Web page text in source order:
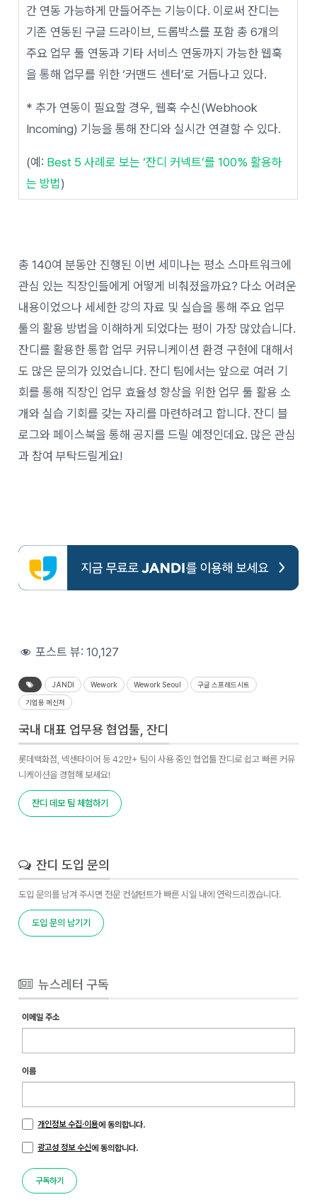
간 연동 가능하게 만들어주는 기능이다. 이로써 잔디는
기존 연동된 구글 드라이브, 드롭박스를 포함 총 6개의
주요 업무 툴 연동과 기타 서비스 연동까지 가능한 웹훅
을 통해 업무를 위한 ‘커맨드 센터’로 거듭나고 있다.
* 추가 연동이 필요할 경우, 웹훅 수신(Webhook
Incoming) 기능을 통해 잔디와 실시간 연결할 수 있다.
(예: Best 5 사례로 보는 ‘잔디 커넥트’를 100% 활용하
는 방법)
총 140여 분동안 진행된 이번 세미나는 평소 스마트워크에
관심 있는 직장인들에게 어떻게 비춰졌을까요? 다소 어려운
내용이었으나 세세한 강의 자료 및 실습을 통해 주요 업무
툴의 활용 방법을 이해하게 되었다는 평이 가장 많았습니다.
잔디를 활용한 통합 업무 커뮤니케이션 환경 구현에 대해서
도 많은 문의가 있었습니다. 잔디 팀에서는 앞으로 여러 기
회를 통해 직장인 업무 효율성 향상을 위한 업무 툴 활용 소
개와 실습 기회를 갖는 자리를 마련하려고 합니다. 잔디 블
로그와 페이스북을 통해 공지를 드릴 예정인데요. 많은 관심
과 참여 부탁드릴게요!
포스트 뷰:10,127
JANDI Wework Wework Seoul 구글 스프레드시트
기업용 메신저
국내 대표 업무용 협업툴, 잔디
롯데백화점, 넥센타이어 등 42만+ 팀이 사용 중인 협업툴 잔디로 쉽고 빠른 커뮤
니케이션을 경험해 보세요!
잔디 데모 팀 체험하기
잔디 도입 문의
도입 문의를 남겨 주시면 전문 컨설턴트가 빠른 시일 내에 연락드리겠습니다.
도입 문의 남기기
뉴스레터 구독
이메일 주소
이름
개인정보 수집·이용에 동의합니다.
광고성 정보 수신에 동의합니다.
구독하기